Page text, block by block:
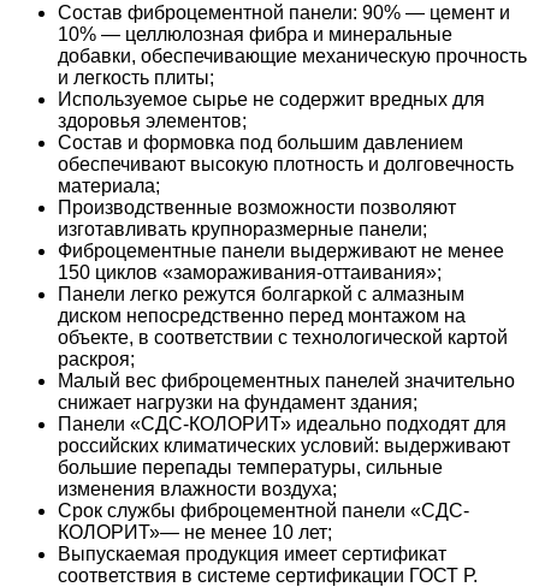
Состав фиброцементной панели: 90% — цемент и
10% — целлюлозная фибра и минеральные
добавки, обеспечивающие механическую прочность
и легкость плиты;
Используемое сырье не содержит вредных для
здоровья элементов;
Состав и формовка под большим давлением
обеспечивают высокую плотность и долговечность
материала;
Производственные возможности позволяют
изготавливать крупноразмерные панели;
Фиброцементные панели выдерживают не менее
150 циклов «замораживания-оттаивания»;
Панели легко режутся болгаркой с алмазным
диском непосредственно перед монтажом на
объекте, в соответствии с технологической картой
раскроя;
Малый вес фиброцементных панелей значительно
снижает нагрузки на фундамент здания;
Панели «СДС-КОЛОРИТ» идеально подходят для
российских климатических условий: выдерживают
большие перепады температуры, сильные
изменения влажности воздуха;
Срок службы фиброцементной панели «СДС-
КОЛОРИТ»— не менее 10 лет;
Выпускаемая продукция имеет сертификат
соответствия в системе сертификации ГОСТ Р.